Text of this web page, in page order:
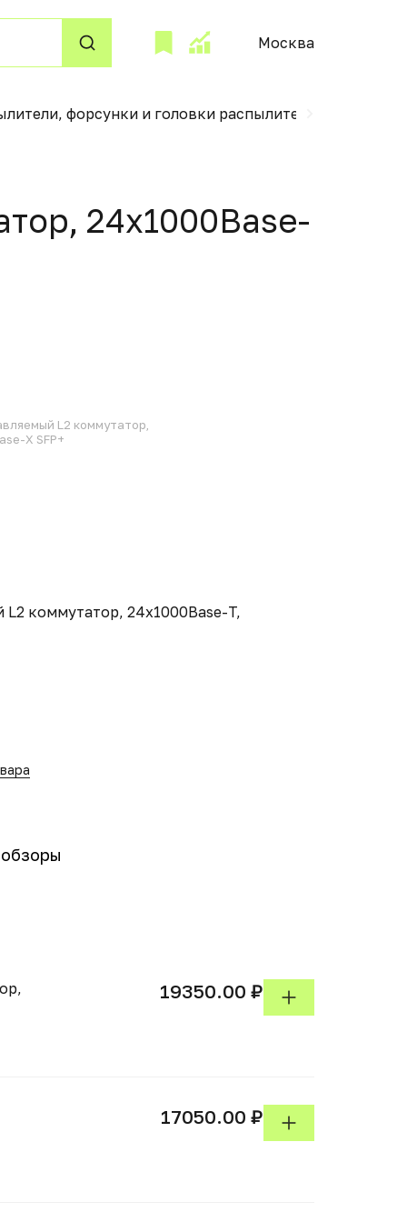
Москва
форсунки и головки распылителей
24x1000Base-
L2 коммутатор,
X SFP+
L2 коммутатор, 24x1000Base-T,
19350.00 ₽
17050.00 ₽